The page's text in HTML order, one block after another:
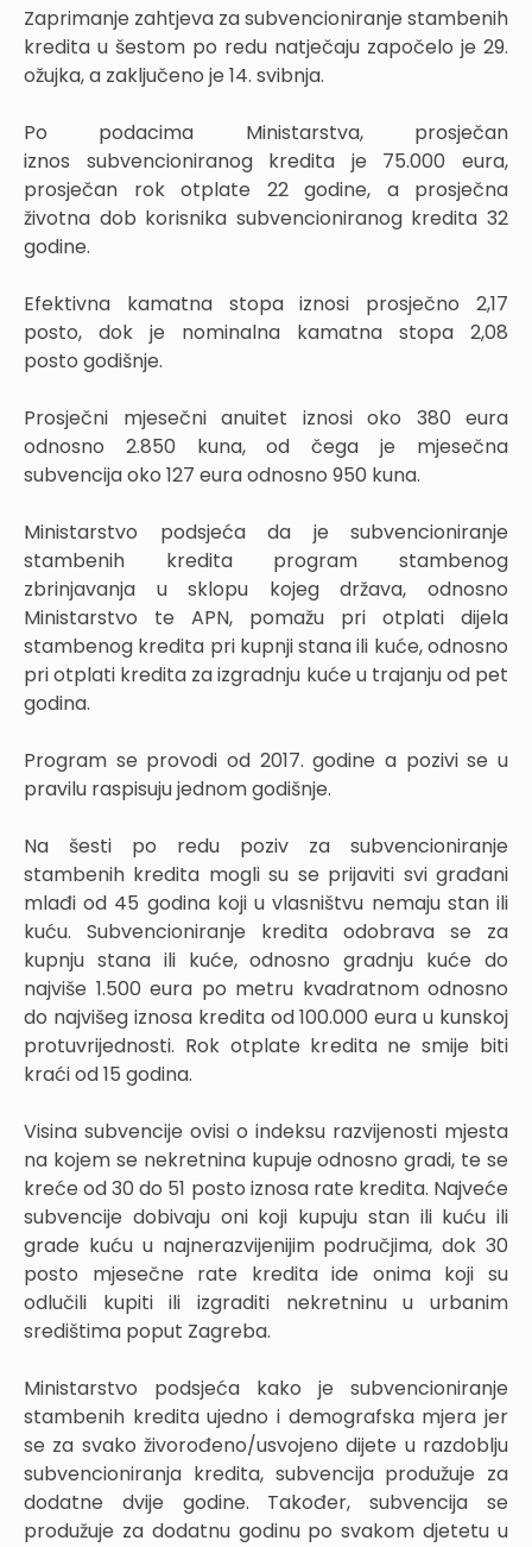
Zaprimanje zahtjeva za subvencioniranje stambenih
kredita u šestom po redu natječaju započelo je 29.
ožujka, a zaključeno je 14. svibnja.
Po podacima Ministarstva, prosječan
iznos subvencioniranog kredita je 75.000 eura,
prosječan rok otplate 22 godine, a prosječna
životna dob korisnika subvencioniranog kredita 32
godine.
Efektivna kamatna stopa iznosi prosječno 2,17
posto, dok je nominalna kamatna stopa 2,08
posto godišnje.
Prosječni mjesečni anuitet iznosi oko 380 eura
odnosno 2.850 kuna, od čega je mjesečna
subvencija oko 127 eura odnosno 950 kuna.
Ministarstvo podsjeća da je subvencioniranje
stambenih kredita program stambenog
zbrinjavanja u sklopu kojeg država, odnosno
Ministarstvo te APN, pomažu pri otplati dijela
stambenog kredita pri kupnji stana ili kuće, odnosno
pri otplati kredita za izgradnju kuće u trajanju od pet
godina.
Program se provodi od 2017. godine a pozivi se u
pravilu raspisuju jednom godišnje.
Na šesti po redu poziv za subvencioniranje
stambenih kredita mogli su se prijaviti svi građani
mlađi od 45 godina koji u vlasništvu nemaju stan ili
kuću. Subvencioniranje kredita odobrava se za
kupnju stana ili kuće, odnosno gradnju kuće do
najviše 1.500 eura po metru kvadratnom odnosno
do najvišeg iznosa kredita od 100.000 eura u kunskoj
protuvrijednosti. Rok otplate kredita ne smije biti
kraći od 15 godina.
Visina subvencije ovisi o indeksu razvijenosti mjesta
na kojem se nekretnina kupuje odnosno gradi, te se
kreće od 30 do 51 posto iznosa rate kredita. Najveće
subvencije dobivaju oni koji kupuju stan ili kuću ili
grade kuću u najnerazvijenijim područjima, dok 30
posto mjesečne rate kredita ide onima koji su
odlučili kupiti ili izgraditi nekretninu u urbanim
središtima poput Zagreba.
Ministarstvo podsjeća kako je subvencioniranje
stambenih kredita ujedno i demografska mjera jer
se za svako živorođeno/usvojeno dijete u razdoblju
subvencioniranja kredita, subvencija produžuje za
dodatne dvije godine. Također, subvencija se
produžuje za dodatnu godinu po svakom djetetu u